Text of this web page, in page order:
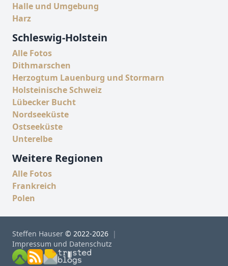
Halle und Umgebung
Harz
Schleswig-Holstein
Alle Fotos
Dithmarschen
Herzogtum Lauenburg und Stormarn
Holsteinische Schweiz
Lübecker Bucht
Nordseeküste
Ostseeküste
Unterelbe
Weitere Regionen
Alle Fotos
Frankreich
Polen
Steffen Hauser © 2022-2026
Impressum und Datenschutz